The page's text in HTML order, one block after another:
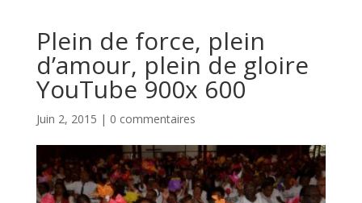
Plein de force, plein
d’amour, plein de gloire
YouTube 900x 600
Juin 2, 2015 | 0 commentaires